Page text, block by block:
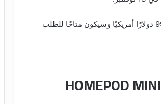
تطلق Apple أيضًا جهاز iPhone 12 Pro بحجم 6.1 بوصة ، والذي سيكلف 999 دولارًا أمريكيًا وسيكون متاحًا للطلب
توسع APPLE خط HOMEPOD باستخدام HOMEPOD MINI